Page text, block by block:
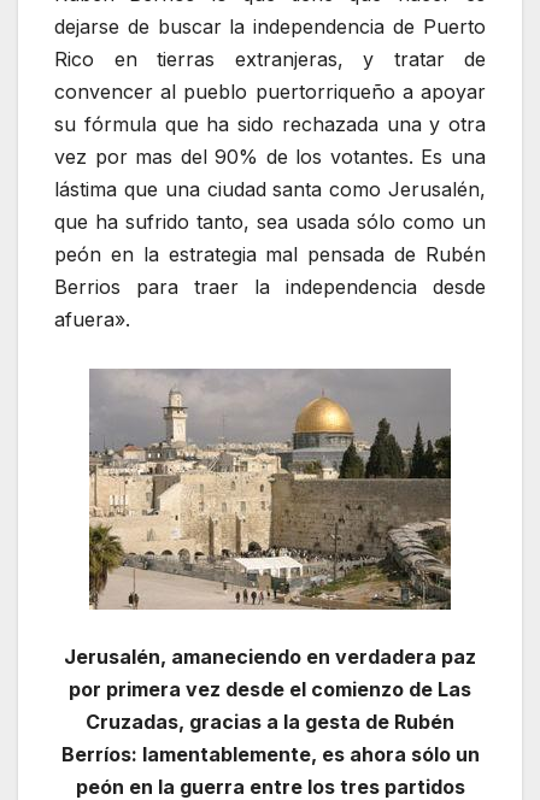
dejarse de buscar la independencia de Puerto
Rico en tierras extranjeras, y tratar de
convencer al pueblo puertorriqueño a apoyar
su fórmula que ha sido rechazada una y otra
vez por mas del 90% de los votantes. Es una
lástima que una ciudad santa como Jerusalén,
que ha sufrido tanto, sea usada sólo como un
peón en la estrategia mal pensada de Rubén
Berrios para traer la independencia desde
afuera».
Jerusalén, amaneciendo en verdadera paz
por primera vez desde el comienzo de Las
Cruzadas, gracias a la gesta de Rubén
Berríos: lamentablemente, es ahora sólo un
peón en la guerra entre los tres partidos